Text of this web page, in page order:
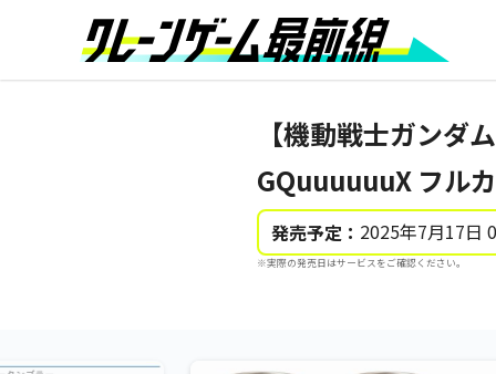
【機動戦士ガンダ
GQuuuuuuX フル
発売予定： 2025年7月17日
※実際の発売日はサービスをご確認ください。